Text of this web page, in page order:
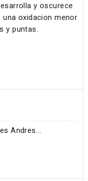
y oscurece
oxidacion menor
y puntas.
Andres...